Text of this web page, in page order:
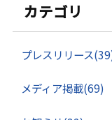
カテゴリ
プレスリリース
メディア掲載(69)